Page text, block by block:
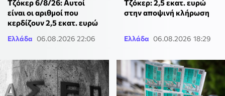
Τζόκερ 6/8/26: Αυτοί
είναι οι αριθμοί που
κερδίζουν 2,5 εκατ. ευρώ
Ελλάδα 06.08.2026 22:06
Τζόκερ: 2,5 εκατ. ευρώ
στην αποψινή κλήρωση
Ελλάδα 06.08.2026 18:29